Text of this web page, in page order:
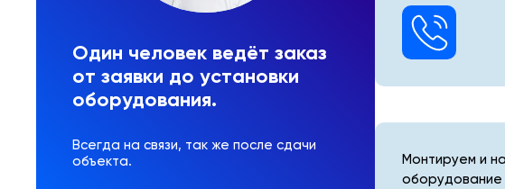
Один человек ведёт заказ
от заявки до установки
оборудования.
Всегда на связи, так же после сдачи
объекта.
Монтируем и
оборудование